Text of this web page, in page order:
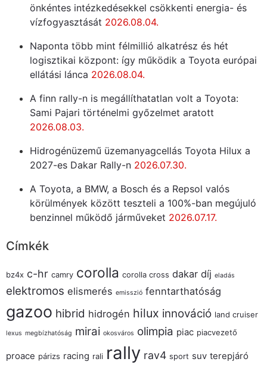
önkéntes intézkedésekkel csökkenti energia- és
vízfogyasztását 2026.08.04.
Naponta több mint félmillió alkatrész és hét
logisztikai központ: így működik a Toyota európai
ellátási lánca 2026.08.04.
A finn rally-n is megállíthatatlan volt a Toyota:
Sami Pajari történelmi győzelmet aratott
2026.08.03.
Hidrogénüzemű üzemanyagcellás Toyota Hilux a
2027-es Dakar Rally-n 2026.07.30.
A Toyota, a BMW, a Bosch és a Repsol valós
körülmények között teszteli a 100%-ban megújuló
benzinnel működő járműveket 2026.07.17.
Címkék
bz4x c-hr camry corolla corolla cross dakar díj eladás
elektromos elismerés emisszió fenntarthatóság
gazoo hibrid hidrogén hilux innováció land cruiser
lexus megbízhatóság mirai okosváros olimpia piac piacvezető
proace párizs racing rali rally rav4 sport suv terepjáró